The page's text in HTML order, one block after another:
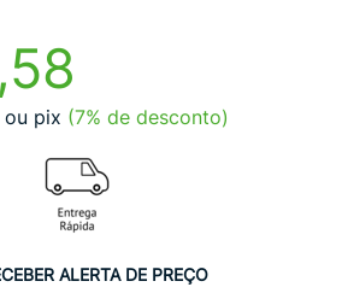
pix (7% de desconto)
ALERTA DE PREÇO